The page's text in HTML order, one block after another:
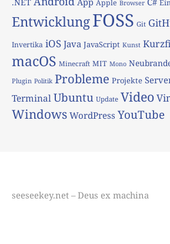
Apple Browser
EntwicklungFOSS Git
Invertika iOS Java JavaScript Kunst
macOS Minecraft MIT Mono
Plugin Politik Probleme Projekte
TerminalUbuntu Update Video
Windows WordPress YouTube
seeseekey.net – Deus ex machina